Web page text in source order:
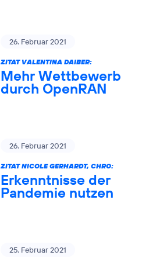
26. Februar 2021
ZITAT VALENTINA DAIBER:
Mehr Wettbewerb
durch OpenRAN
26. Februar 2021
ZITAT NICOLE GERHARDT, CHRO:
Erkenntnisse der
Pandemie nutzen
25. Februar 2021